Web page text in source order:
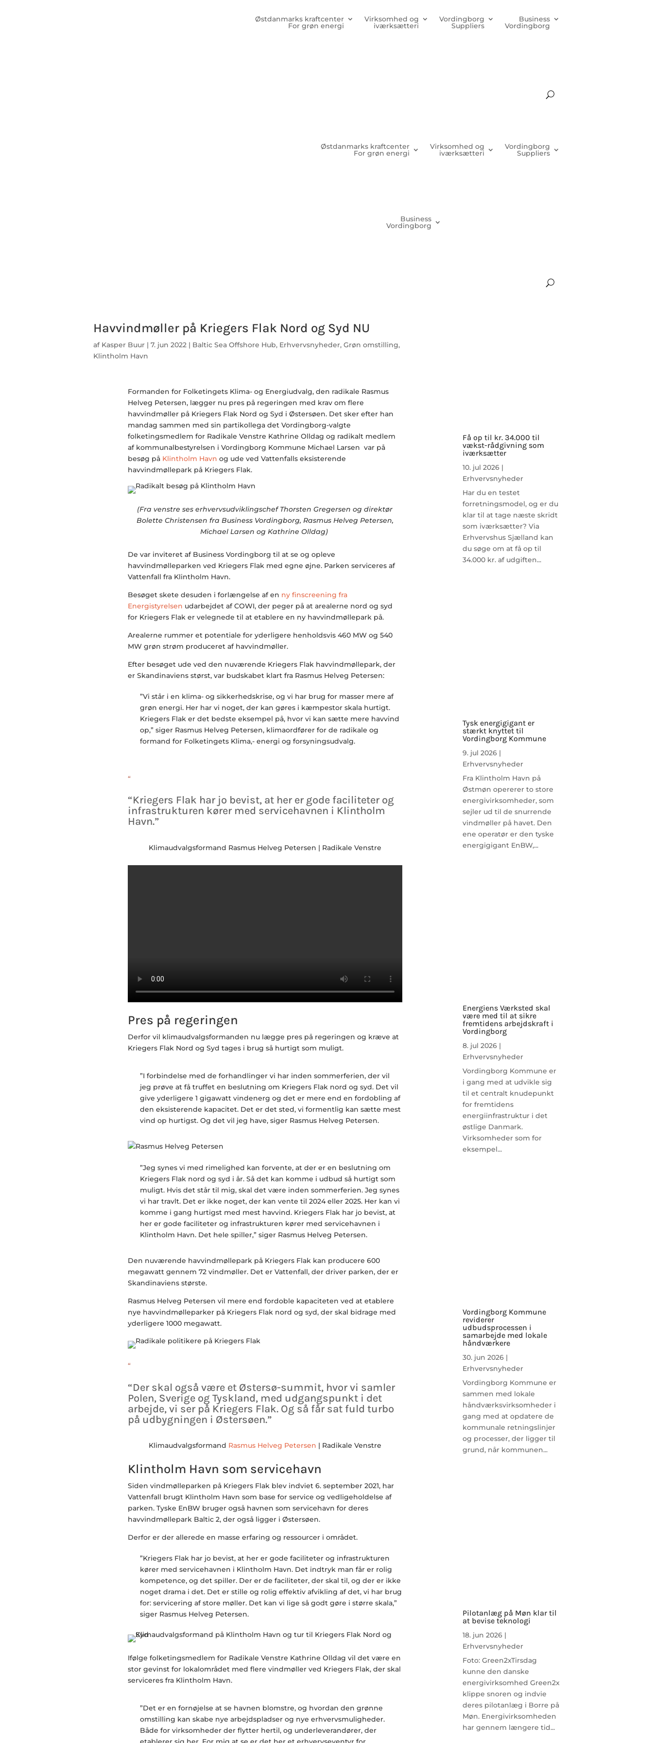
Østdanmarks kraftcenter
For grøn energi
Virksomhed og
iværksætteri
Vordingborg
Suppliers
Business
Vordingborg
Østdanmarks kraftcenter
For grøn energi
Virksomhed og
iværksætteri
Vordingborg
Suppliers
Business
Vordingborg
Havvindmøller på Kriegers Flak Nord og Syd NU
af Kasper Buur | 7. jun 2022 | Baltic Sea Offshore Hub, Erhvervsnyheder, Grøn omstilling,
Klintholm Havn
Formanden for Folketingets Klima- og Energiudvalg, den radikale Rasmus
Helveg Petersen, lægger nu pres på regeringen med krav om flere
havvindmøller på Kriegers Flak Nord og Syd i Østersøen. Det sker efter han
mandag sammen med sin partikollega det Vordingborg-valgte
folketingsmedlem for Radikale Venstre Kathrine Olldag og radikalt medlem
af kommunalbestyrelsen i Vordingborg Kommune Michael Larsen var på
besøg på Klintholm Havn og ude ved Vattenfalls eksisterende
havvindmøllepark på Kriegers Flak.
(Fra venstre ses erhvervsudviklingschef Thorsten Gregersen og direktør
Bolette Christensen fra Business Vordingborg, Rasmus Helveg Petersen,
Michael Larsen og Kathrine Olldag)
De var inviteret af Business Vordingborg til at se og opleve
havvindmølleparken ved Kriegers Flak med egne øjne. Parken serviceres af
Vattenfall fra Klintholm Havn.
Besøget skete desuden i forlængelse af en ny finscreening fra
Energistyrelsen udarbejdet af COWI, der peger på at arealerne nord og syd
for Kriegers Flak er velegnede til at etablere en ny havvindmøllepark på.
Arealerne rummer et potentiale for yderligere henholdsvis 460 MW og 540
MW grøn strøm produceret af havvindmøller.
Efter besøget ude ved den nuværende Kriegers Flak havvindmøllepark, der
er Skandinaviens størst, var budskabet klart fra Rasmus Helveg Petersen:
”Vi står i en klima- og sikkerhedskrise, og vi har brug for masser mere af
grøn energi. Her har vi noget, der kan gøres i kæmpestor skala hurtigt.
Kriegers Flak er det bedste eksempel på, hvor vi kan sætte mere havvind
op,” siger Rasmus Helveg Petersen, klimaordfører for de radikale og
formand for Folketingets Klima,- energi og forsyningsudvalg.
“
“Kriegers Flak har jo bevist, at her er gode faciliteter og
infrastrukturen kører med servicehavnen i Klintholm
Havn.”
Klimaudvalgsformand Rasmus Helveg Petersen | Radikale Venstre
Pres på regeringen
Derfor vil klimaudvalgsformanden nu lægge pres på regeringen og kræve at
Kriegers Flak Nord og Syd tages i brug så hurtigt som muligt.
”I forbindelse med de forhandlinger vi har inden sommerferien, der vil
jeg prøve at få truffet en beslutning om Kriegers Flak nord og syd. Det vil
give yderligere 1 gigawatt vindenerg og det er mere end en fordobling af
den eksisterende kapacitet. Det er det sted, vi formentlig kan sætte mest
vind op hurtigst. Og det vil jeg have, siger Rasmus Helveg Petersen.
”Jeg synes vi med rimelighed kan forvente, at der er en beslutning om
Kriegers Flak nord og syd i år. Så det kan komme i udbud så hurtigt som
muligt. Hvis det står til mig, skal det være inden sommerferien. Jeg synes
vi har travlt. Det er ikke noget, der kan vente til 2024 eller 2025. Her kan vi
komme i gang hurtigst med mest havvind. Kriegers Flak har jo bevist, at
her er gode faciliteter og infrastrukturen kører med servicehavnen i
Klintholm Havn. Det hele spiller,” siger Rasmus Helveg Petersen.
Den nuværende havvindmøllepark på Kriegers Flak kan producere 600
megawatt gennem 72 vindmøller. Det er Vattenfall, der driver parken, der er
Skandinaviens største.
Rasmus Helveg Petersen vil mere end fordoble kapaciteten ved at etablere
nye havvindmølleparker på Kriegers Flak nord og syd, der skal bidrage med
yderligere 1000 megawatt.
“
“Der skal også være et Østersø-summit, hvor vi samler
Polen, Sverige og Tyskland, med udgangspunkt i det
arbejde, vi ser på Kriegers Flak. Og så får sat fuld turbo
på udbygningen i Østersøen.”
Klimaudvalgsformand Rasmus Helveg Petersen | Radikale Venstre
Klintholm Havn som servicehavn
Siden vindmølleparken på Kriegers Flak blev indviet 6. september 2021, har
Vattenfall brugt Klintholm Havn som base for service og vedligeholdelse af
parken. Tyske EnBW bruger også havnen som servicehavn for deres
havvindmøllepark Baltic 2, der også ligger i Østersøen.
Derfor er der allerede en masse erfaring og ressourcer i området.
”Kriegers Flak har jo bevist, at her er gode faciliteter og infrastrukturen
kører med servicehavnen i Klintholm Havn. Det indtryk man får er rolig
kompetence, og det spiller. Der er de faciliteter, der skal til, og der er ikke
noget drama i det. Det er stille og rolig effektiv afvikling af det, vi har brug
for: servicering af store møller. Det kan vi lige så godt gøre i større skala,”
siger Rasmus Helveg Petersen.
Ifølge folketingsmedlem for Radikale Venstre Kathrine Olldag vil det være en
stor gevinst for lokalområdet med flere vindmøller ved Kriegers Flak, der skal
serviceres fra Klintholm Havn.
”Det er en fornøjelse at se havnen blomstre, og hvordan den grønne
omstilling kan skabe nye arbejdspladser og nye erhvervsmuligheder.
Både for virksomheder der flytter hertil, og underleverandører, der
Få op til kr. 34.000 til
vækst-rådgivning som
iværksætter
10. jul 2026|
Erhvervsnyheder
Har du en testet
forretningsmodel, og er du
klar til at tage næste skridt
som iværksætter? Via
Erhvervshus Sjælland kan
du søge om at få op til
34.000 kr. af udgiften...
Tysk energigigant er
stærkt knyttet til
Vordingborg Kommune
9. jul 2026|
Erhvervsnyheder
Fra Klintholm Havn på
Østmøn opererer to store
energivirksomheder, som
sejler ud til de snurrende
vindmøller på havet. Den
ene operatør er den tyske
energigigant EnBW,...
Energiens Værksted skal
være med til at sikre
fremtidens arbejdskraft i
Vordingborg
8. jul 2026|
Erhvervsnyheder
Vordingborg Kommune er
i gang med at udvikle sig
til et centralt knudepunkt
for fremtidens
energiinfrastruktur i det
østlige Danmark.
Virksomheder som for
eksempel...
Vordingborg Kommune
reviderer
udbudsprocessen i
samarbejde med lokale
håndværkere
30. jun 2026|
Erhvervsnyheder
Vordingborg Kommune er
sammen med lokale
håndværksvirksomheder i
gang med at opdatere de
kommunale retningslinjer
og processer, der ligger til
grund, når kommunen...
Pilotanlæg på Møn klar til
at bevise teknologi
18. jun 2026|
Erhvervsnyheder
Foto: Green2xTirsdag
kunne den danske
energivirksomhed Green2x
klippe snoren og indvie
deres pilotanlæg i Borre på
Møn. Energivirksomheden
har gennem længere tid...